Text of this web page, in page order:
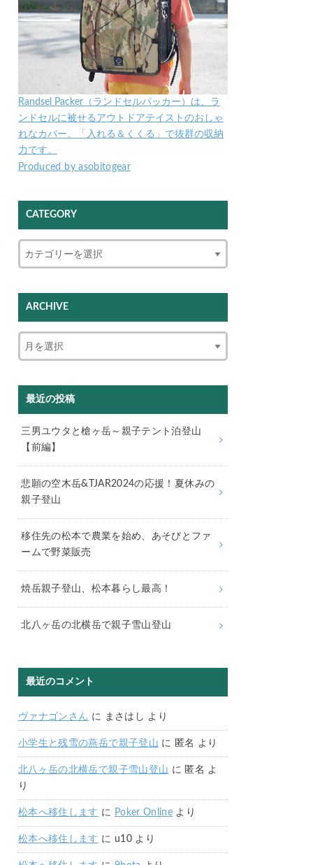
Randsel Packer（ランドセルパッカー）は、ラ
ンドセルに被せるアウトドアテイストのおしゃ
れなカバー。「入れる＆くくる」で抜群の収納
力です。
Produced by asobitogear
CATEGORY
ARCHIVE
最近の投稿
三男ユウタと槍ヶ岳～親子テント泊登山
【前編】
悲願の空木岳&TJAR2024の応援！夏休みの
親子登山
移住先の松本で農業を始め、あそびとファ
ームで野菜販売
焼岳親子登山、松本暮らし最高！
北八ヶ岳の北横岳で親子雪山登山
最近のコメント
ヴァナゴンさん に まさはし より
小学生と残雪の燕岳で親子登山 に 匿名 より
北八ヶ岳の北横岳で親子雪山登山 に 匿名 よ
り
松本へ移住します に Poker Online より
松本へ移住します に u10より